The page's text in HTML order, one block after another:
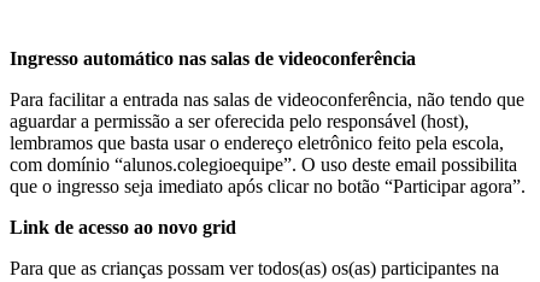
Ingresso automático nas salas de videoconferência
Para facilitar a entrada nas salas de videoconferência, não tendo que
aguardar a permissão a ser oferecida pelo responsável (host),
lembramos que basta usar o endereço eletrônico feito pela escola,
com domínio “alunos.colegioequipe”. O uso deste email possibilita
que o ingresso seja imediato após clicar no botão “Participar agora”.
Link de acesso ao novo grid
Para que as crianças possam ver todos(as) os(as) participantes na